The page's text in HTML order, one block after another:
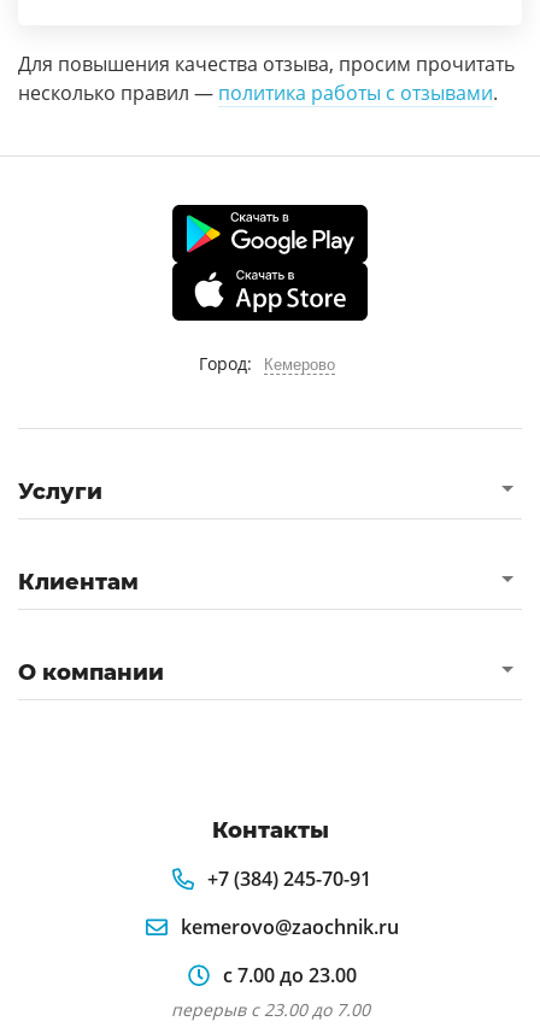
Для повышения качества отзыва, просим прочитать
несколько правил — политика работы с отзывами.
Город: Кемерово
Услуги
Клиентам
О компании
Контакты
+7 (384) 245-70-91
kemerovo@zaochnik.ru
с 7.00 до 23.00
перерыв с 23.00 до 7.00